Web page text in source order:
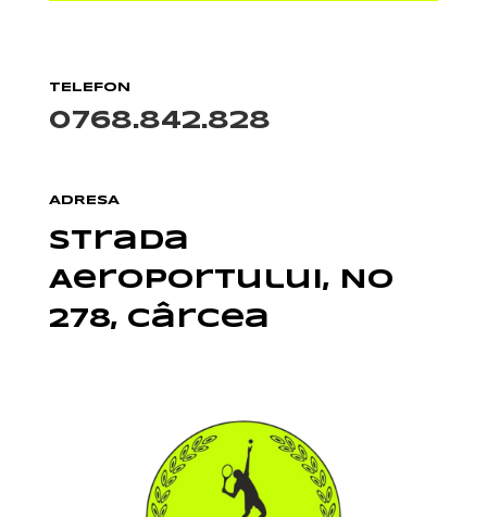
TELEFON
0768.842.828
ADRESA
Strada
Aeroportului, No
278, Cârcea